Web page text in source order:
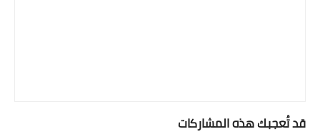
قد تُعجبك هذه المشاركات